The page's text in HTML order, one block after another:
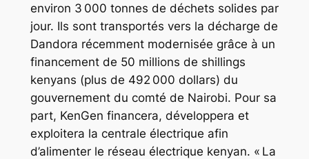
environ 3 000 tonnes de déchets solides par
jour. Ils sont transportés vers la décharge de
Dandora récemment modernisée grâce à un
financement de 50 millions de shillings
kenyans (plus de 492 000 dollars) du
gouvernement du comté de Nairobi. Pour sa
part, KenGen financera, développera et
exploitera la centrale électrique afin
d’alimenter le réseau électrique kenyan. « La